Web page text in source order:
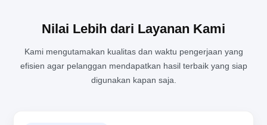
Nilai Lebih dari Layanan Kami
Kami mengutamakan kualitas dan waktu pengerjaan yang
efisien agar pelanggan mendapatkan hasil terbaik yang siap
digunakan kapan saja.